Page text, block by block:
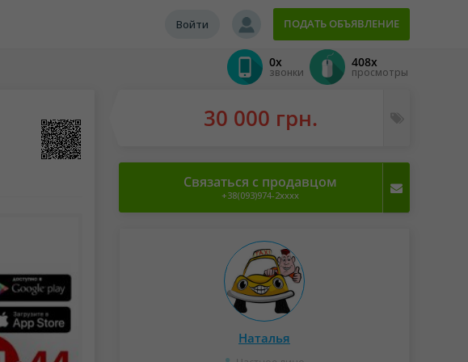
ПОДАТЬ ОБЪЯВЛЕНИЕ
Войти
0x
звонки
408x
просмотры
30 000 грн.
Связаться с продавцом
+38(093)974-2xxxx
Наталья